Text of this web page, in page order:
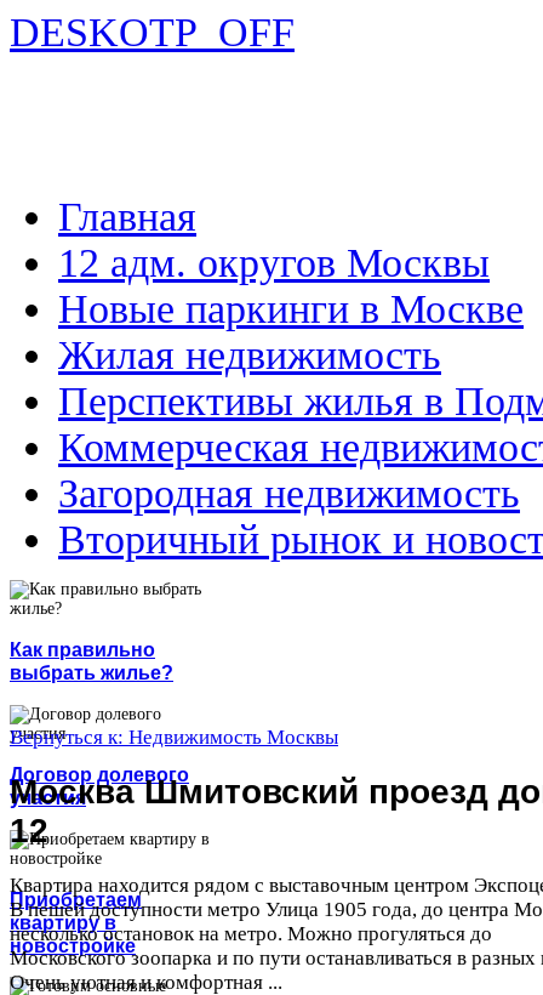
DESKOTP_OFF
Главная
12 адм. округов Москвы
Новые паркинги в Москве
Жилая недвижимость
Перспективы жилья в
Коммерческая
Загородная недвижимость
Вторичный рынок и
Как правильно
выбрать жилье?
Договор долевого
участия
Приобретаем
квартиру в
новостройке
Вернуться к: Недвижимость Москвы
Москва Шмитовский проезд
12
Квартира находится рядом с выставочным центром
В пешей доступности метро Улица 1905 года, до центра
несколько остановок на метро. Можно прогуляться до
Московского зоопарка и по пути останавливаться в разных
Очень уютная и комфортная ...